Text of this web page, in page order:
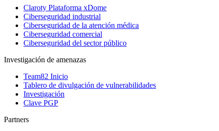
Claroty Plataforma xDome
Ciberseguridad industrial
Ciberseguridad de la atención médica
Ciberseguridad comercial
Ciberseguridad del sector público
Investigación de amenazas
Team82 Inicio
Tablero de divulgación de vulnerabilidades
Investigación
Clave PGP
Partners